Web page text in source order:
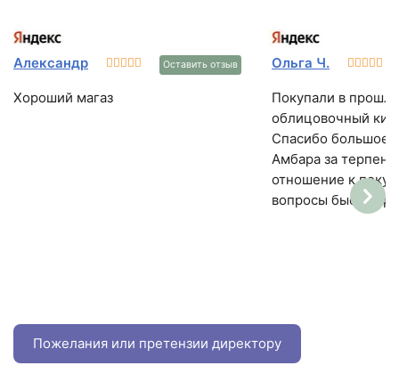
Александр Оставить отзыв
Хороший магаз
Ольга Ч.
Покупали в
облицовочный
Спасибо большое
Амбара за
отношение к
вопросы быстро
Пожелания или претензии директору